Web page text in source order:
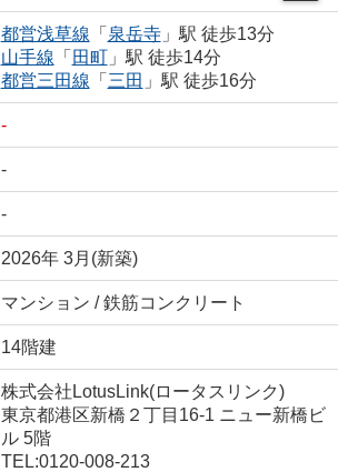
都営浅草線 「 泉岳寺」駅 徒歩13分
山手線 「 田町」駅 徒歩14分
都営三田線 「 三田 」駅 徒歩16分
-
-
-
2026年 3月(新築)
マンション / 鉄筋コンクリート
14階建
株式会社LotusLink(ロータスリンク)
東京都港区新橋２丁目16-1 ニュー新橋ビ
ル 5階
TEL:0120-008-213